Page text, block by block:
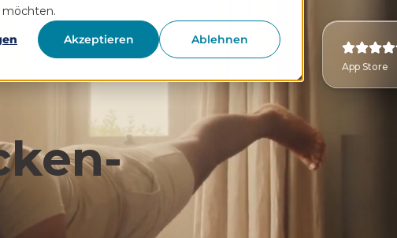
möchten.
Akzeptieren Ablehnen
App Store